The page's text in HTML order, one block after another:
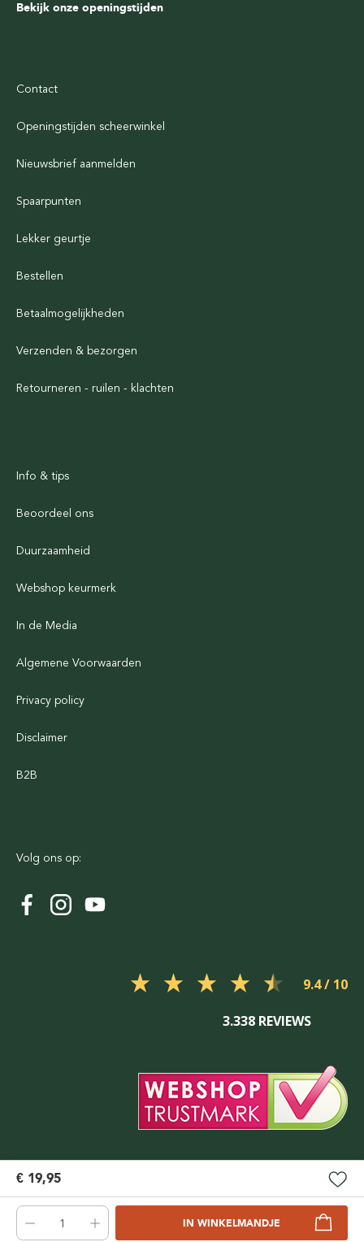
€ 19,95
IN WINKELMANDJE
Bekijk onze openingstijden
Contact
Openingstijden scheerwinkel
Nieuwsbrief aanmelden
Spaarpunten
Lekker geurtje
Bestellen
Betaalmogelijkheden
Verzenden & bezorgen
Retourneren - ruilen - klachten
Info & tips
Beoordeel ons
Duurzaamheid
Webshop keurmerk
In de Media
Algemene Voorwaarden
Privacy policy
Disclaimer
B2B
Volg ons op:
9.4
3.338 REVIEWS